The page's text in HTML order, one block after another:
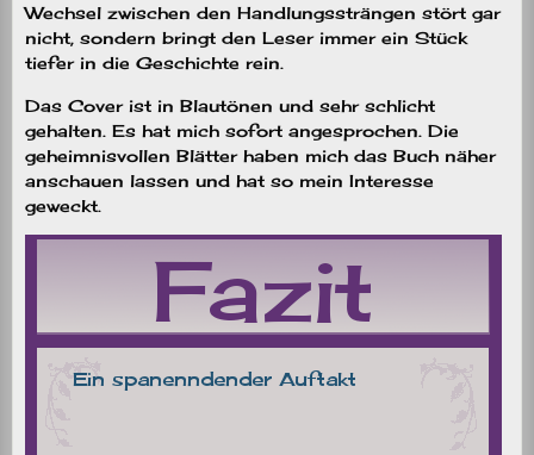
Wechsel zwischen den Handlungssträngen stört gar
nicht, sondern bringt den Leser immer ein Stück
tiefer in die Geschichte rein.
Das Cover ist in Blautönen und sehr schlicht
gehalten. Es hat mich sofort angesprochen. Die
geheimnisvollen Blätter haben mich das Buch näher
anschauen lassen und hat so mein Interesse
geweckt.